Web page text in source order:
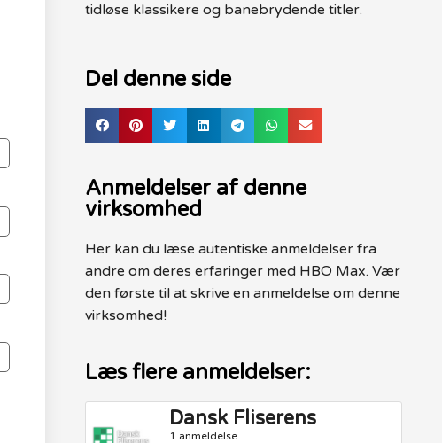
tidløse klassikere og banebrydende titler.
Del denne side
Anmeldelser af denne
virksomhed
Her kan du læse autentiske anmeldelser fra
andre om deres erfaringer med HBO Max. Vær
den første til at skrive en anmeldelse om denne
virksomhed!
Læs flere anmeldelser:
Dansk Fliserens
1 anmeldelse